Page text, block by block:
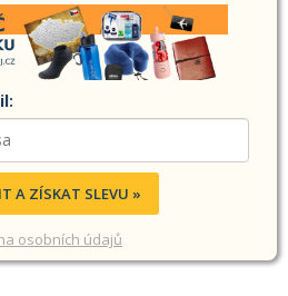
A ZÍSKAT SLEVU »
osobních údajů